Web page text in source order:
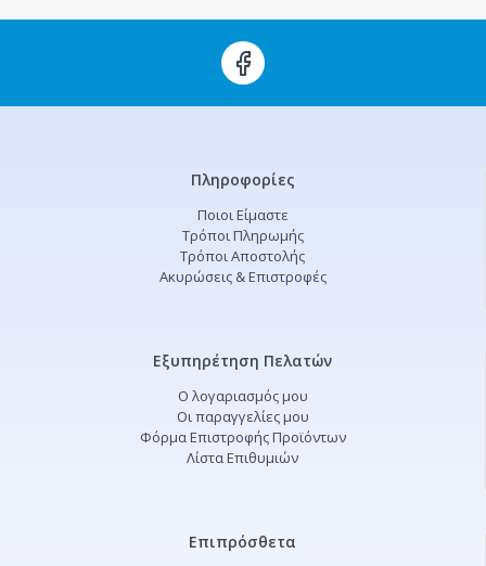
Πληροφορίες
Ποιοι Είμαστε
Τρόποι Πληρωμής
Τρόποι Αποστολής
Ακυρώσεις & Επιστροφές
Εξυπηρέτηση Πελατών
Ο λογαριασμός μου
Οι παραγγελίες μου
Φόρμα Επιστροφής Προϊόντων
Λίστα Επιθυμιών
Επιπρόσθετα